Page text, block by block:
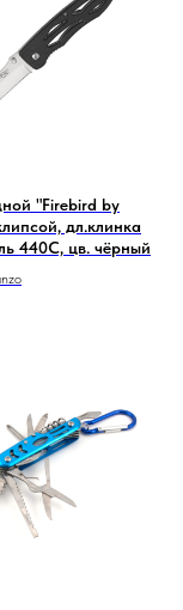
"Firebird by
дл.клинка
440С, цв. чёрный